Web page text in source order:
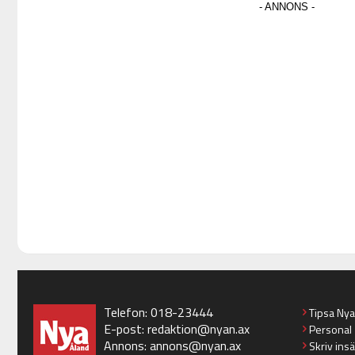
Telefon: 018-23444
E-post: redaktion@nyan.ax
Annons: annons@nyan.ax
Tipsa
Personal
Skriv